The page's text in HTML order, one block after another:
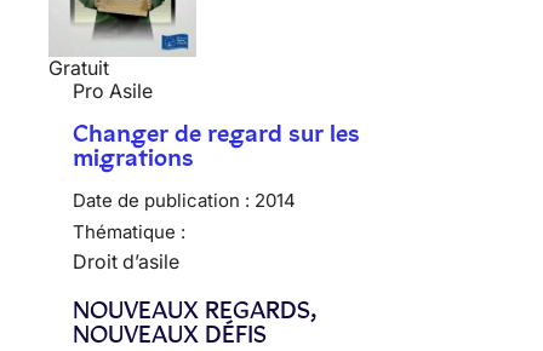
Gratuit
Pro Asile
Changer de regard sur les
migrations
Date de publication : 2014
Thématique :
Droit d’asile
NOUVEAUX REGARDS,
NOUVEAUX DÉFIS